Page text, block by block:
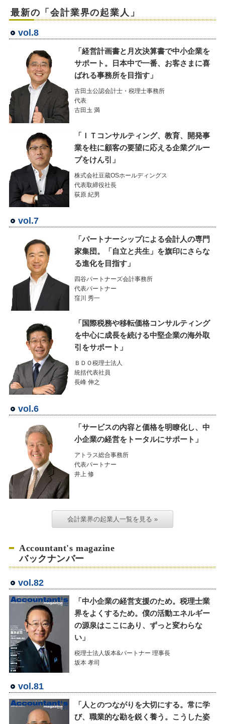
最新の「会計業界の起業人」
vol.8
「経営計画書と月次決算書で中小企業を
サポート。日本中で一番、お客さまに喜
ばれる事務所を目指す」
古田圡公認会計士・税理士事務所
代表
古田圡 満
「ＩＴコンサルティング、教育、開発事
業を柱に顧客の要望に応える企業グルー
プをけん引」
株式会社豆蔵OSホールディングス
代表取締役社長
荻原 紀男
vol.7
「パートナーシップによる会計人の専門
家集団。「自立と共生」を旗印にさらな
る進化を目指す」
四谷パートナーズ会計事務所
代表パートナー
窪川 秀一
「国際税務や移転価格コンサルティング
を中心に成長を続ける中堅企業の海外取
引をサポート」
ＢＤＯ税理士法人
統括代表社員
長峰 伸之
vol.6
「サービスの内容と価格を明瞭化し、中
小企業の経営をトータルにサポート」
アトラス総合事務所
代表パートナー
井上 修
会計業界の起業人一覧を見る »
Accountant's magazine
バックナンバー
vol.82
「中小企業の経営支援のため。税理士業
界をよくするため。僕の活動エネルギー
の源泉はここにあり、ずっと変わらな
い」
税理士法人坂本&パートナー 理事長
坂本 孝司
vol.81
「人とのつながりを大切にする。常に学
び、職業的な勘を鋭く養う。こうした姿